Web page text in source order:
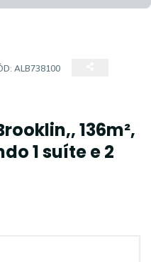
ALB738100
136m²,
1 suíte e 2